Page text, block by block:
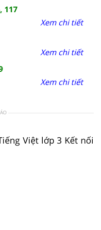
117
Xem chi tiết
Xem chi tiết
Xem chi tiết
Việt lớp 3 Kết nối